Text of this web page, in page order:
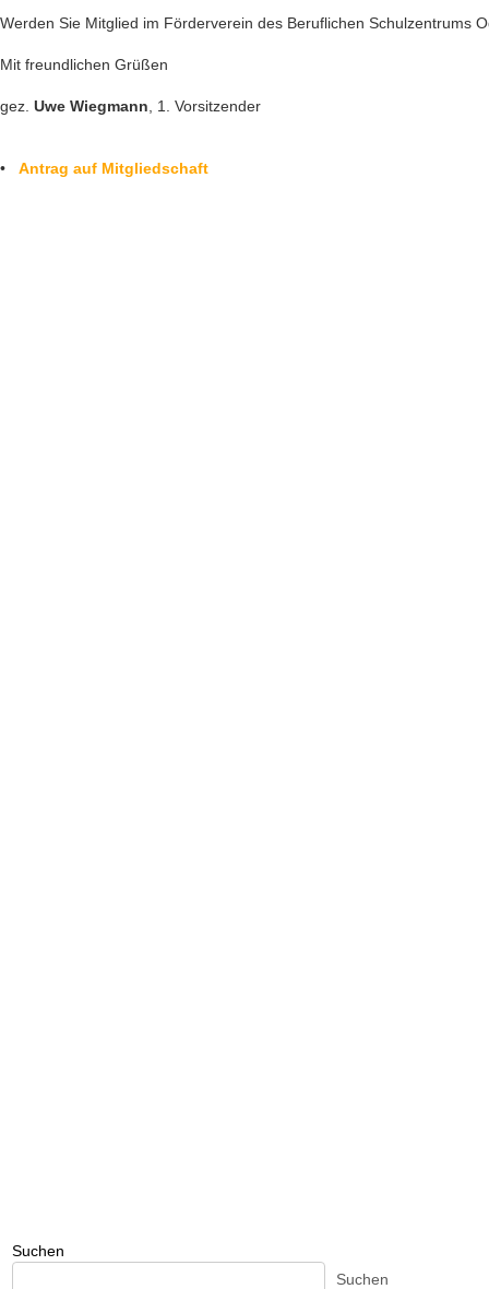
Werden Sie Mitglied im Förderverein des Beruflichen Schulzentrums
Mit freundlichen Grüßen
gez. Uwe Wiegmann , 1. Vorsitzender
• Antrag auf Mitgliedschaft
Suchen
Suchen